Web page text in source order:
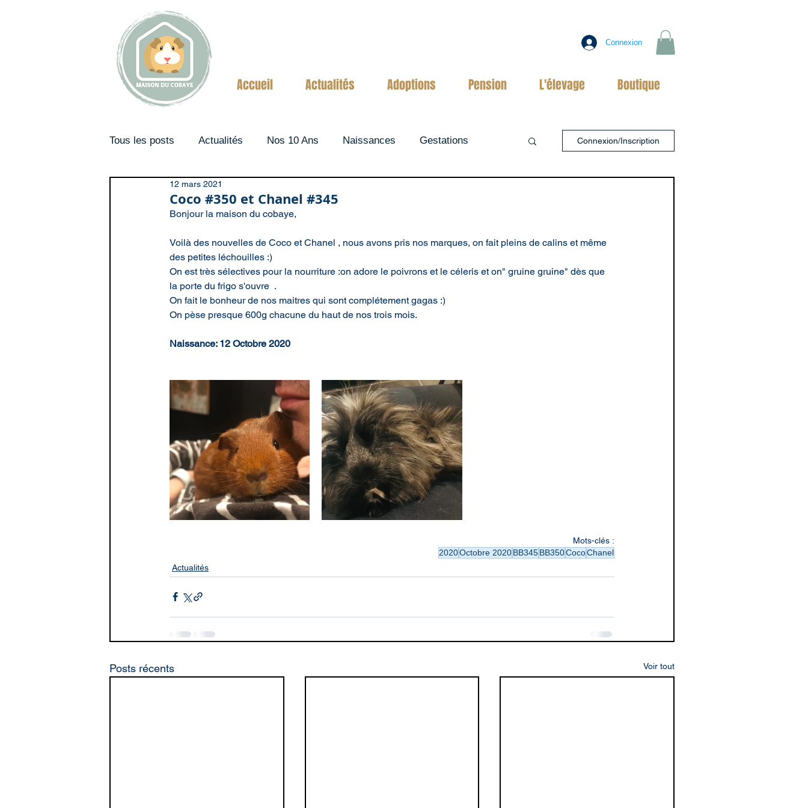
Connexion
Accueil Actualités Adoptions Pension L'élevage Boutique
Tous les posts Actualités Nos 10 Ans Naissances Gestations Connexion/Inscription
Coco #350 et Chanel #345
12 mars 2021
Bonjour la maison du cobaye,
Voilà des nouvelles de Coco et Chanel , nous avons pris nos marques, on fait pleins de calins et même
des petites léchouilles :)
On est très sélectives pour la nourriture :on adore le poivrons et le céleris et on" gruine gruine" dès que
la porte du frigo s'ouvre  .
On fait le bonheur de nos maitres qui sont complétement gagas :)
On pèse presque 600g chacune du haut de nos trois mois.
Naissance: 12 Octobre 2020
Mots-clés :
2020Octobre 2020BB345BB350CocoChanel
Actualités
Posts récents Voir tout